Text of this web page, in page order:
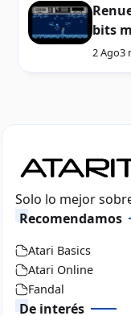
bits
2 Ago3
Solo lo mejor
Recomendamos
Atari Basics
Atari Online
Fandal
De interés